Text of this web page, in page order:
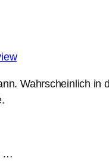
Wahrscheinlich
…